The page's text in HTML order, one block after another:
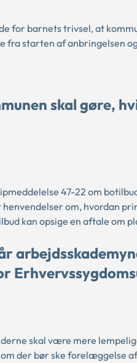
for barnets trivsel, at
starten af anbringelsen
skal gøre,
47-22 om
om, hvordan
kan opsige en aftale om
skal være mere
der bør ske forelæggelse